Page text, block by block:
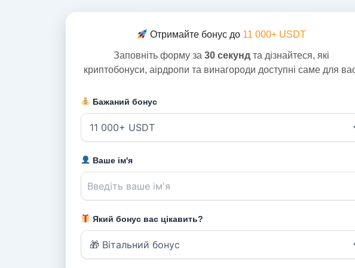
Отримайте бонус до 11 000+ USDT
Заповніть форму за 30 секундта дізнайтеся, які
криптобонуси, аірдропи та винагороди доступні саме для
Бажаний бонус
Ваше ім'я
Який бонус вас цікавить?